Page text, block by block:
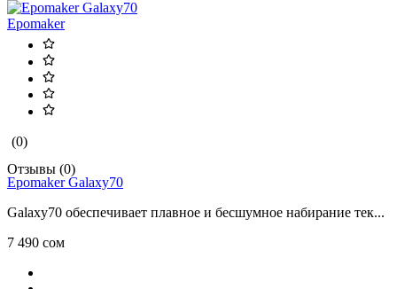
Epomaker
(0)
Отзывы (0)
Epomaker Galaxy70
Galaxy70 обеспечивает плавное и бесшумное набирание тек...
7 490 сом